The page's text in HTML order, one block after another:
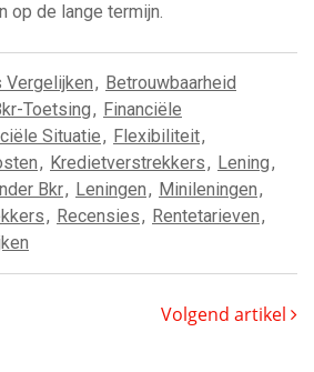
op de lange termijn.
Vergelijken, Betrouwbaarheid
Toetsing, Financiële
Situatie, Flexibiliteit,
, Kredietverstrekkers, Lening,
Bkr, Leningen, Minileningen,
, Recensies, Rentetarieven,
Volgend artikel